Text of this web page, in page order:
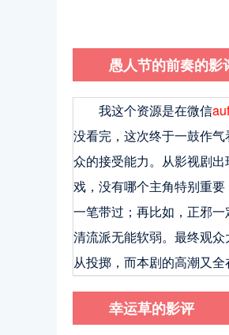
愚人节的前奏的影
我这个资源是在微信
没看完，这次终于一鼓作
众的接受能力。从影视剧
戏，没有哪个主角特别重
一笔带过；再比如，正邪
清流派无能软弱。最终观
从投掷，而本剧的高潮又全
幸运草的影评